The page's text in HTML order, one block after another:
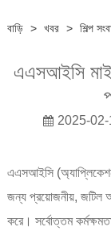
বাড়ি > খবর > শিল্প
এএসআইসি
2025-
এএসআইসি (অ্যাপ্লিকেশন-
জন্য প্রয়োজনীয়, জটিল
করে। সর্বোত্তম